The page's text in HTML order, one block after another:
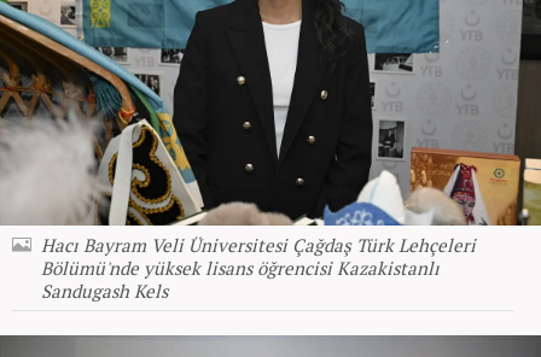
Hacı Bayram Veli Üniversitesi Çağdaş Türk Lehçeleri
Bölümü'nde yüksek lisans öğrencisi Kazakistanlı
Sandugash Kels